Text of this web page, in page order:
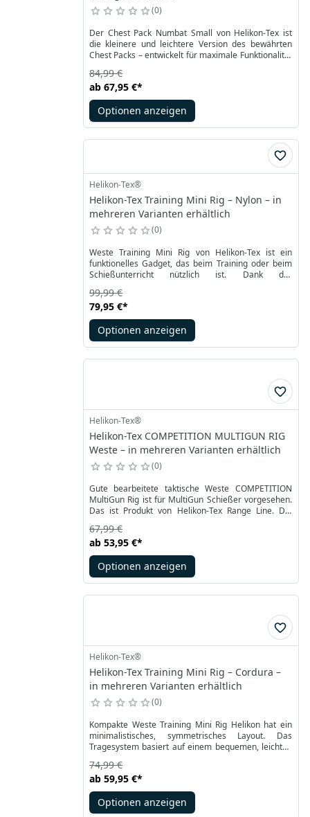
0
Der Chest Pack Numbat Small von Helikon-Tex ist
die kleinere und leichtere Version des bewährten
Chest Packs – entwickelt für maximale Funktionalität
Nötigste mitnehmen – in der Stadt, in der Natur oder
auf Reisen. Er kann klassisch auf der Brust getragen
oder – nach dem Abnehmen der Schultergurte und
Verstauen der Schnallen – als Hüfttasche verwendet
werden.
ab 67,95 €*
84,99 €
Optionen anzeigen
Helikon-Tex®
Helikon-Tex Training Mini Rig – Nylon – in
mehreren Varianten erhältlich
0
Weste Training Mini Rig von Helikon-Tex ist ein
funktionelles Gadget, das beim Training oder beim
Schießunterricht nützlich ist. Dank der
Tragesystems ist er komfortabel in der Handhabung.
Abnehmbarer und verstellbarer H-Gurt ergänzt den
Hüftgurt. Drei Klettverschlüsse erleichtern die
Identifizierung und Personalisierung.
79,95 €*
99,99 €
Optionen anzeigen
Helikon-Tex®
Helikon-Tex COMPETITION MULTIGUN RIG
Weste – in mehreren Varianten erhältlich
0
Gute bearbeitete taktische Weste COMPETITION
MultiGun Rig ist für MultiGun Schießer vorgesehen.
Das ist Produkt von Helikon-Tex Range Line. Die
Plastikelemente sind robuste Woojin Klammer.
ab 53,95 €*
67,99 €
Optionen anzeigen
Helikon-Tex®
Helikon-Tex Training Mini Rig – Cordura –
in mehreren Varianten erhältlich
0
Kompakte Weste Training Mini Rig Helikon hat ein
minimalistisches, symmetrisches Layout. Das
Tragesystem basiert auf einem bequemen, leichten
verstellbar und bei Bedarf abnehmbar. Das Mini Rig
ist perfekt für das Training am Schießstand, auch für
Instruktoren.
ab 59,95 €*
74,99 €
Optionen anzeigen